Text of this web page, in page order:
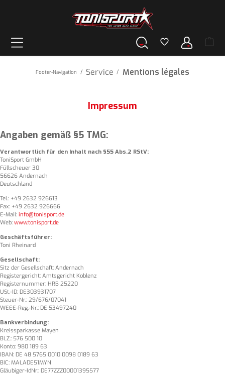
Footer-Navigation / Service / Mentions légales
Impressum
Angaben gemäß §5 TMG:
Verantwortlich für den Inhalt nach §55 Abs.2 RStV:
ToniSport GmbH
Füllscheuer 30
56626 Andernach
Deutschland
Tel.: +49 2632 926613
Fax: +49 2632 926666
E-Mail: info@tonisport.de
Web: www.tonisport.de
Geschäftsführer:
Toni Rheinard
Gesellschaft:
Sitz der Gesellschaft: Andernach
Registergericht: Amtsgericht Koblenz
Registernummer: HRB 25220
USt.-ID: DE303931707
Steuer-Nr.: 29/676/07041
WEEE-Reg.-Nr.: DE 53497240
Bankverbindung:
Kreissparkasse Mayen
BLZ.: 576 500 10
Konto: 980 189 63
IBAN: DE 48 5765 0010 0098 0189 63
BIC: MALADE51MYN
Gläubiger-IdNr.: DE77ZZZ00001395577